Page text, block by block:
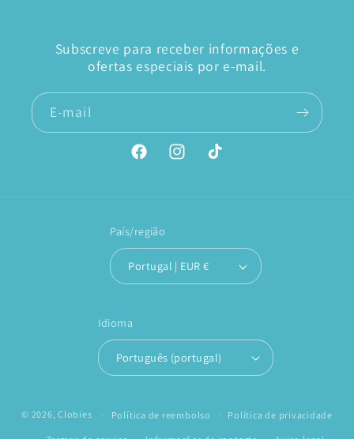
Subscreve para receber informações e
ofertas especiais por e-mail.
E-mail
FacebookInstagramTikTok
País/região
Portugal | EUR €
Idioma
Português (portugal)
© 2026,Clobies Política de reembolso Política de privacidade